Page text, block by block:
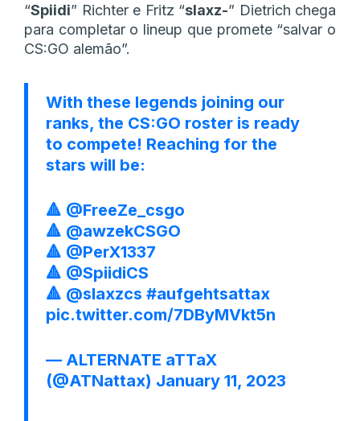
“Spiidi” Richter e Fritz “slaxz-” Dietrich chega
para completar o lineup que promete “salvar o
CS:GO alemão”.
With these legends joining our
ranks, the CS:GO roster is ready
to compete! Reaching for the
stars will be:
🔺 @FreeZe_csgo
🔺 @awzekCSGO
🔺 @PerX1337
🔺 @SpiidiCS
🔺 @slaxzcs #aufgehtsattax
pic.twitter.com/7DByMVkt5n
— ALTERNATE aTTaX
(@ATNattax) January 11, 2023